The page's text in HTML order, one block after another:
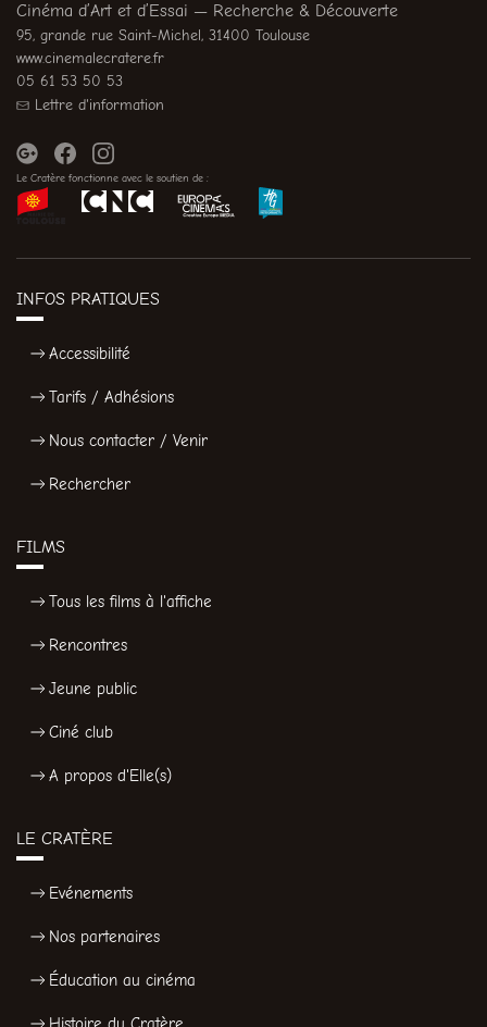
Cinéma d’Art et d’Essai — Recherche & Découverte
95, grande rue Saint-Michel, 31400 Toulouse
www.cinemalecratere.fr
05 61 53 50 53
Lettre d'information
Le Cratère fonctionne avec le soutien de :
INFOS PRATIQUES
Accessibilité
Tarifs / Adhésions
Nous contacter / Venir
Rechercher
FILMS
Tous les films à l'affiche
Rencontres
Jeune public
Ciné club
A propos d'Elle(s)
LE CRATÈRE
Evénements
Nos partenaires
Éducation au cinéma